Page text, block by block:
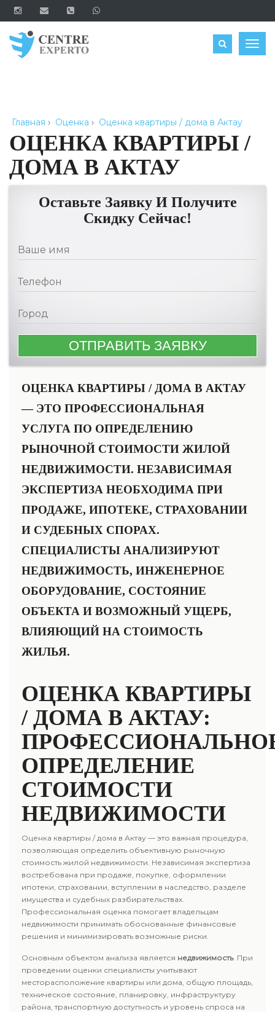
ЗАКАЗАТЬ
Главная › Оценка › Оценка квартиры / дома в Актау
ОЦЕНКА КВАРТИРЫ /
ДОМА В АКТАУ
Оставьте Заявку И Получите
Скидку Сейчас!
ОЦЕНКА КВАРТИРЫ / ДОМА В АКТАУ
— ЭТО ПРОФЕССИОНАЛЬНАЯ
УСЛУГА ПО ОПРЕДЕЛЕНИЮ
РЫНОЧНОЙ СТОИМОСТИ ЖИЛОЙ
НЕДВИЖИМОСТИ. НЕЗАВИСИМАЯ
ЭКСПЕРТИЗА НЕОБХОДИМА ПРИ
ПРОДАЖЕ, ИПОТЕКЕ, СТРАХОВАНИИ
И СУДЕБНЫХ СПОРАХ.
СПЕЦИАЛИСТЫ АНАЛИЗИРУЮТ
НЕДВИЖИМОСТЬ, ИНЖЕНЕРНОЕ
ОБОРУДОВАНИЕ, СОСТОЯНИЕ
ОБЪЕКТА И ВОЗМОЖНЫЙ УЩЕРБ,
ВЛИЯЮЩИЙ НА СТОИМОСТЬ
ЖИЛЬЯ.
ОЦЕНКА КВАРТИРЫ
/ ДОМА В АКТАУ:
ОПРЕДЕЛЕНИЕ
СТОИМОСТИ
НЕДВИЖИМОСТИ
Оценка квартиры / дома в Актау — это важная процедура,
позволяющая определить объективную рыночную
стоимость жилой недвижимости. Независимая экспертиза
востребована при продаже, покупке, оформлении
ипотеки, страховании, вступлении в наследство, разделе
имущества и судебных разбирательствах.
Профессиональная оценка помогает владельцам
недвижимости принимать обоснованные финансовые
решения и минимизировать возможные риски.
Основным объектом анализа является недвижимость. При
проведении оценки специалисты учитывают
месторасположение квартиры или дома, общую площадь,
техническое состояние, планировку, инфраструктуру
района, транспортную доступность и уровень спроса на